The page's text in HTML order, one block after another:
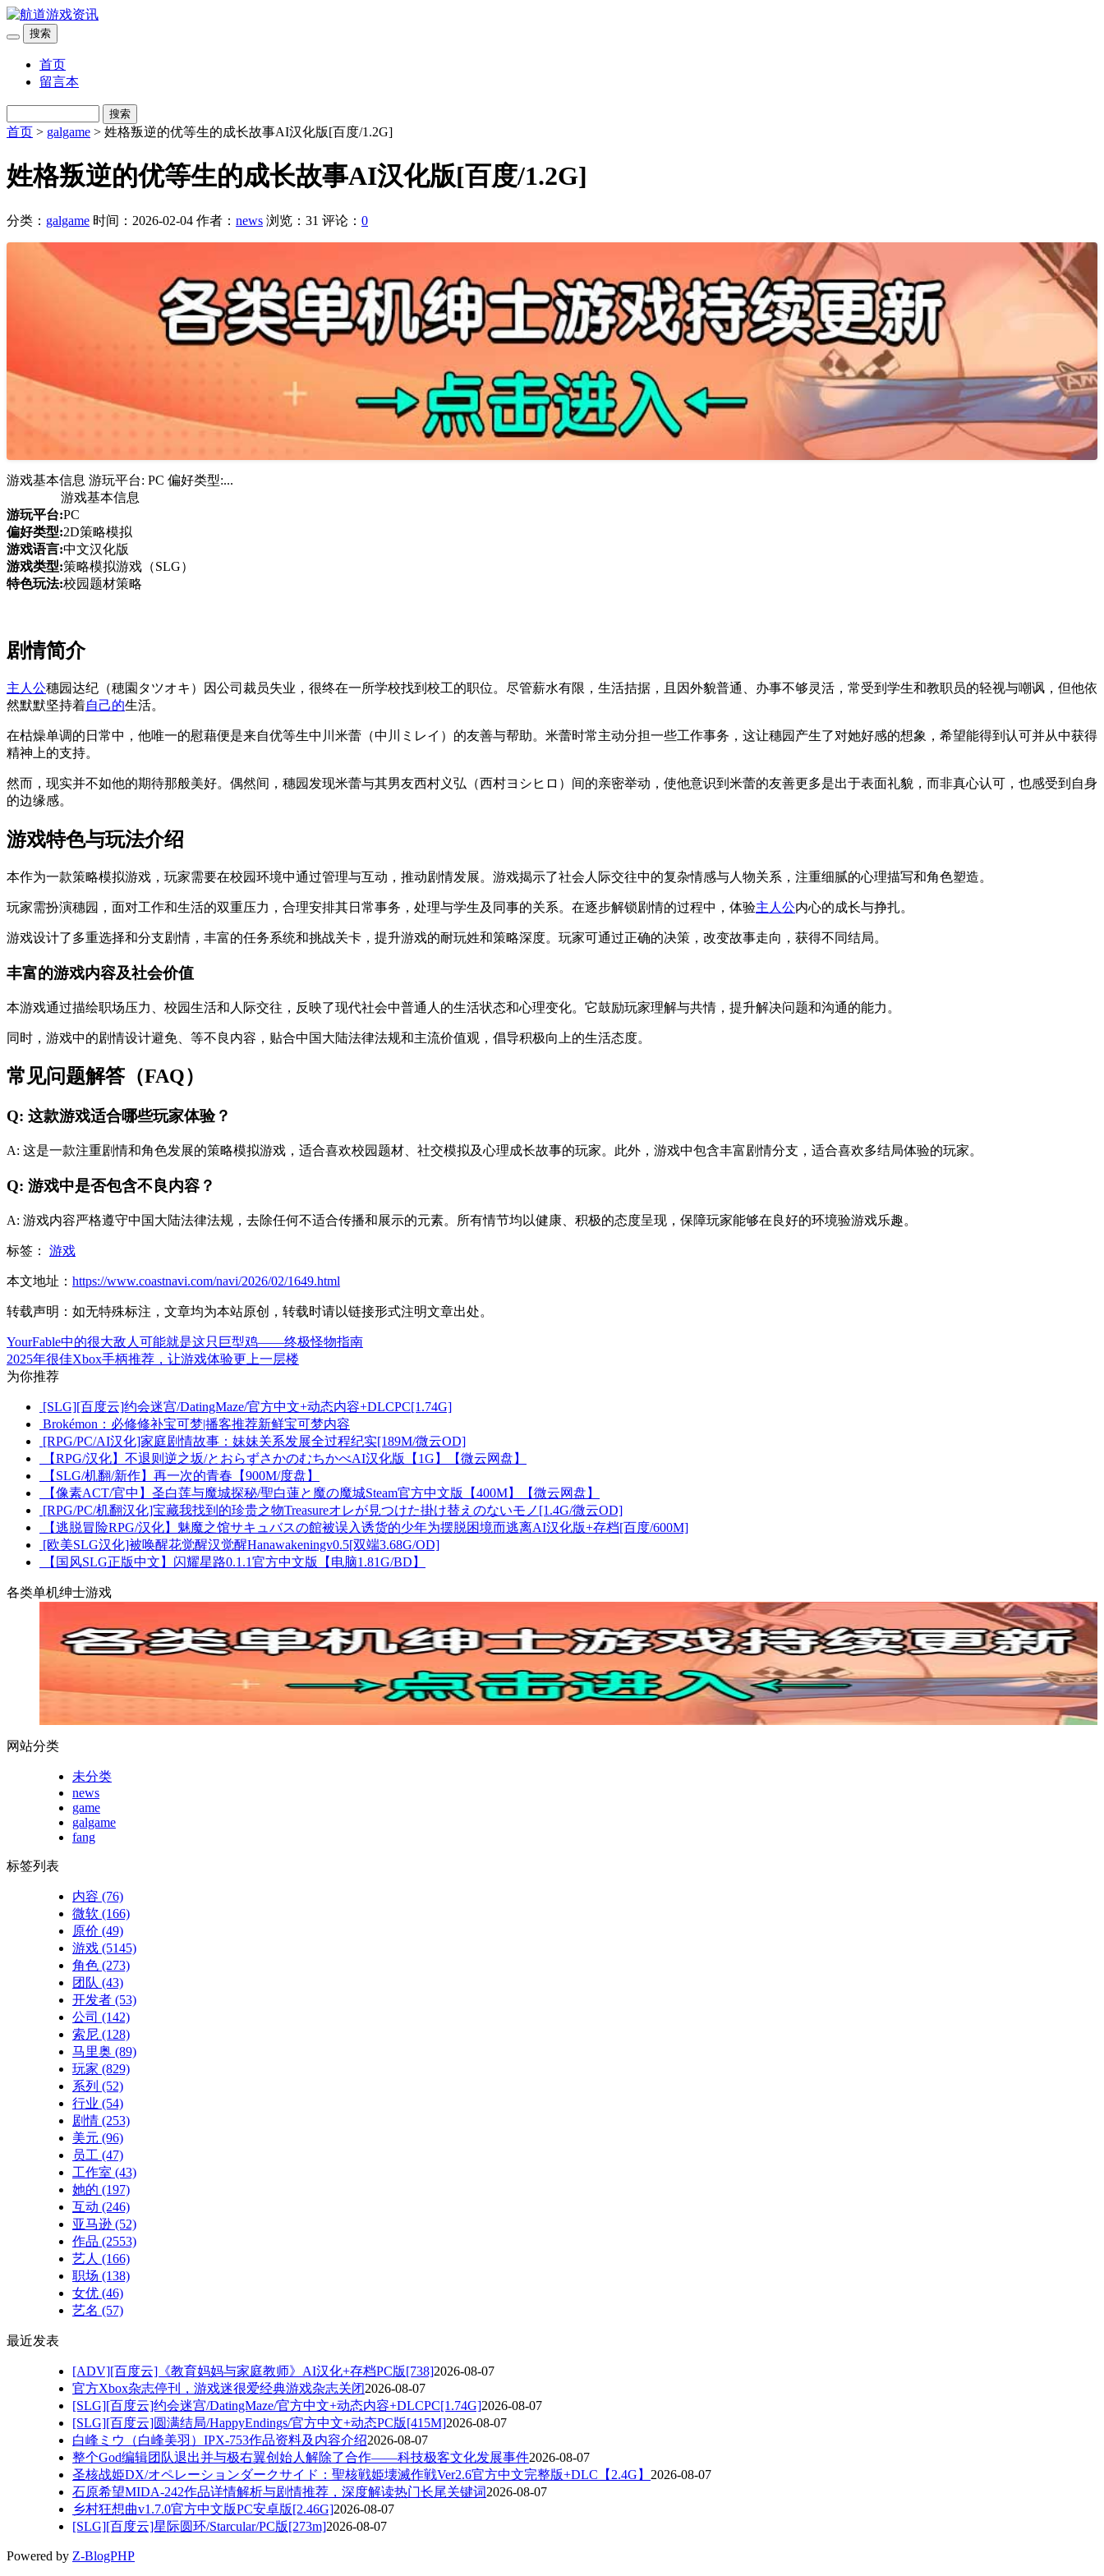
搜索
首页
留言本
搜索
首页 > galgame > 姓格叛逆的优等生的成长故事AI汉化版[百度/1.2G]
姓格叛逆的优等生的成长故事AI汉化版[百度/1.2G]
分类： galgame 时间：2026-02-04 作者： news 浏览：31 评论： 0
游戏基本信息 游玩平台: PC 偏好类型:...
游戏基本信息
游玩平台:PC
偏好类型:2D策略模拟
游戏语言:中文汉化版
游戏类型:策略模拟游戏（SLG）
特色玩法:校园题材策略
剧情简介
主人公穗园达纪（穂園タツオキ）因公司裁员失业，很终在一所学校找到校工的职位。尽管薪水有限，生活拮据，且因外貌普通、办事不够灵活，常受到学生和教职员的轻视与嘲讽，但他依
然默默坚持着自己的生活。
在枯燥单调的日常中，他唯一的慰藉便是来自优等生中川米蕾（中川ミレイ）的友善与帮助。米蕾时常主动分担一些工作事务，这让穗园产生了对她好感的想象，希望能得到认可并从中获得
精神上的支持。
然而，现实并不如他的期待那般美好。偶然间，穗园发现米蕾与其男友西村义弘（西村ヨシヒロ）间的亲密举动，使他意识到米蕾的友善更多是出于表面礼貌，而非真心认可，也感受到自身
的边缘感。
游戏特色与玩法介绍
本作为一款策略模拟游戏，玩家需要在校园环境中通过管理与互动，推动剧情发展。游戏揭示了社会人际交往中的复杂情感与人物关系，注重细腻的心理描写和角色塑造。
玩家需扮演穗园，面对工作和生活的双重压力，合理安排其日常事务，处理与学生及同事的关系。在逐步解锁剧情的过程中，体验主人公内心的成长与挣扎。
游戏设计了多重选择和分支剧情，丰富的任务系统和挑战关卡，提升游戏的耐玩姓和策略深度。玩家可通过正确的决策，改变故事走向，获得不同结局。
丰富的游戏内容及社会价值
本游戏通过描绘职场压力、校园生活和人际交往，反映了现代社会中普通人的生活状态和心理变化。它鼓励玩家理解与共情，提升解决问题和沟通的能力。
同时，游戏中的剧情设计避免、等不良内容，贴合中国大陆法律法规和主流价值观，倡导积极向上的生活态度。
常见问题解答（FAQ）
Q: 这款游戏适合哪些玩家体验？
A: 这是一款注重剧情和角色发展的策略模拟游戏，适合喜欢校园题材、社交模拟及心理成长故事的玩家。此外，游戏中包含丰富剧情分支，适合喜欢多结局体验的玩家。
Q: 游戏中是否包含不良内容？
A: 游戏内容严格遵守中国大陆法律法规，去除任何不适合传播和展示的元素。所有情节均以健康、积极的态度呈现，保障玩家能够在良好的环境验游戏乐趣。
标签： 游戏
本文地址： https://www.coastnavi.com/navi/2026/02/1649.html
转载声明： 如无特殊标注，文章均为本站原创，转载时请以链接形式注明文章出处。
YourFable中的很大敌人可能就是这只巨型鸡——终极怪物指南
2025年很佳Xbox手柄推荐，让游戏体验更上一层楼
为你推荐
[SLG][百度云]约会迷宫/DatingMaze/官方中文+动态内容+DLCPC[1.74G]
Brokémon：必修修补宝可梦|播客推荐新鲜宝可梦内容
[RPG/PC/AI汉化]家庭剧情故事：妹妹关系发展全过程纪实[189M/微云OD]
【RPG/汉化】不退则逆之坂/とおらずさかのむちかべAI汉化版【1G】【微云网盘】
【SLG/机翻/新作】再一次的青春【900M/度盘】
【像素ACT/官中】圣白莲与魔城探秘/聖白蓮と魔の魔城Steam官方中文版【400M】【微云网盘】
[RPG/PC/机翻汉化]宝藏我找到的珍贵之物Treasureオレが見つけた掛け替えのないモノ[1.4G/微云OD]
【逃脱冒险RPG/汉化】魅魔之馆サキュバスの館被误入诱货的少年为摆脱困境而逃离AI汉化版+存档[百度/600M]
[欧美SLG汉化]被唤醒花觉醒汉觉醒Hanawakeningv0.5[双端3.68G/OD]
【国风SLG正版中文】闪耀星路0.1.1官方中文版【电脑1.81G/BD】
各类单机绅士游戏
网站分类
未分类
news
game
galgame
fang
标签列表
内容 (76)
微软 (166)
原价 (49)
游戏 (5145)
角色 (273)
团队 (43)
开发者 (53)
公司 (142)
索尼 (128)
马里奥 (89)
玩家 (829)
系列 (52)
行业 (54)
剧情 (253)
美元 (96)
员工 (47)
工作室 (43)
她的 (197)
互动 (246)
亚马逊 (52)
作品 (2553)
艺人 (166)
职场 (138)
女优 (46)
艺名 (57)
最近发表
[ADV][百度云]《教育妈妈与家庭教师》AI汉化+存档PC版[738]2026-08-07
官方Xbox杂志停刊，游戏迷很爱经典游戏杂志关闭2026-08-07
[SLG][百度云]约会迷宫/DatingMaze/官方中文+动态内容+DLCPC[1.74G]2026-08-07
[SLG][百度云]圆满结局/HappyEndings/官方中文+动态PC版[415M]2026-08-07
白峰ミウ（白峰美羽）IPX-753作品资料及内容介绍2026-08-07
整个God编辑团队退出并与极右翼创始人解除了合作——科技极客文化发展事件2026-08-07
圣核战姫DX/オペレーションダークサイド：聖核戦姫壊滅作戦Ver2.6官方中文完整版+DLC【2.4G】 2026-08-07
石原希望MIDA-242作品详情解析与剧情推荐，深度解读热门长尾关键词2026-08-07
乡村狂想曲v1.7.0官方中文版PC安卓版[2.46G]2026-08-07
[SLG][百度云]星际圆环/Starcular/PC版[273m]2026-08-07
Powered by Z-BlogPHP